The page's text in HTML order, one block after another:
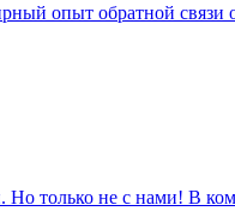
опыт обратной связи
Но только не с нами! В